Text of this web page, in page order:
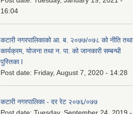
16:04
कटारी नगरपालिकाको आ. ब. २०७७/०७८ को नीति तथा
कार्यक्रम, योजना तथा न. पा. को जानकारी सम्बन्धी
पुस्तिका l
Post date: Friday, August 7, 2020 - 14:28
कटारी नगरपालिका - दर रेट २०७६/०७७
Post date: Tuesday, September 24, 2019 -